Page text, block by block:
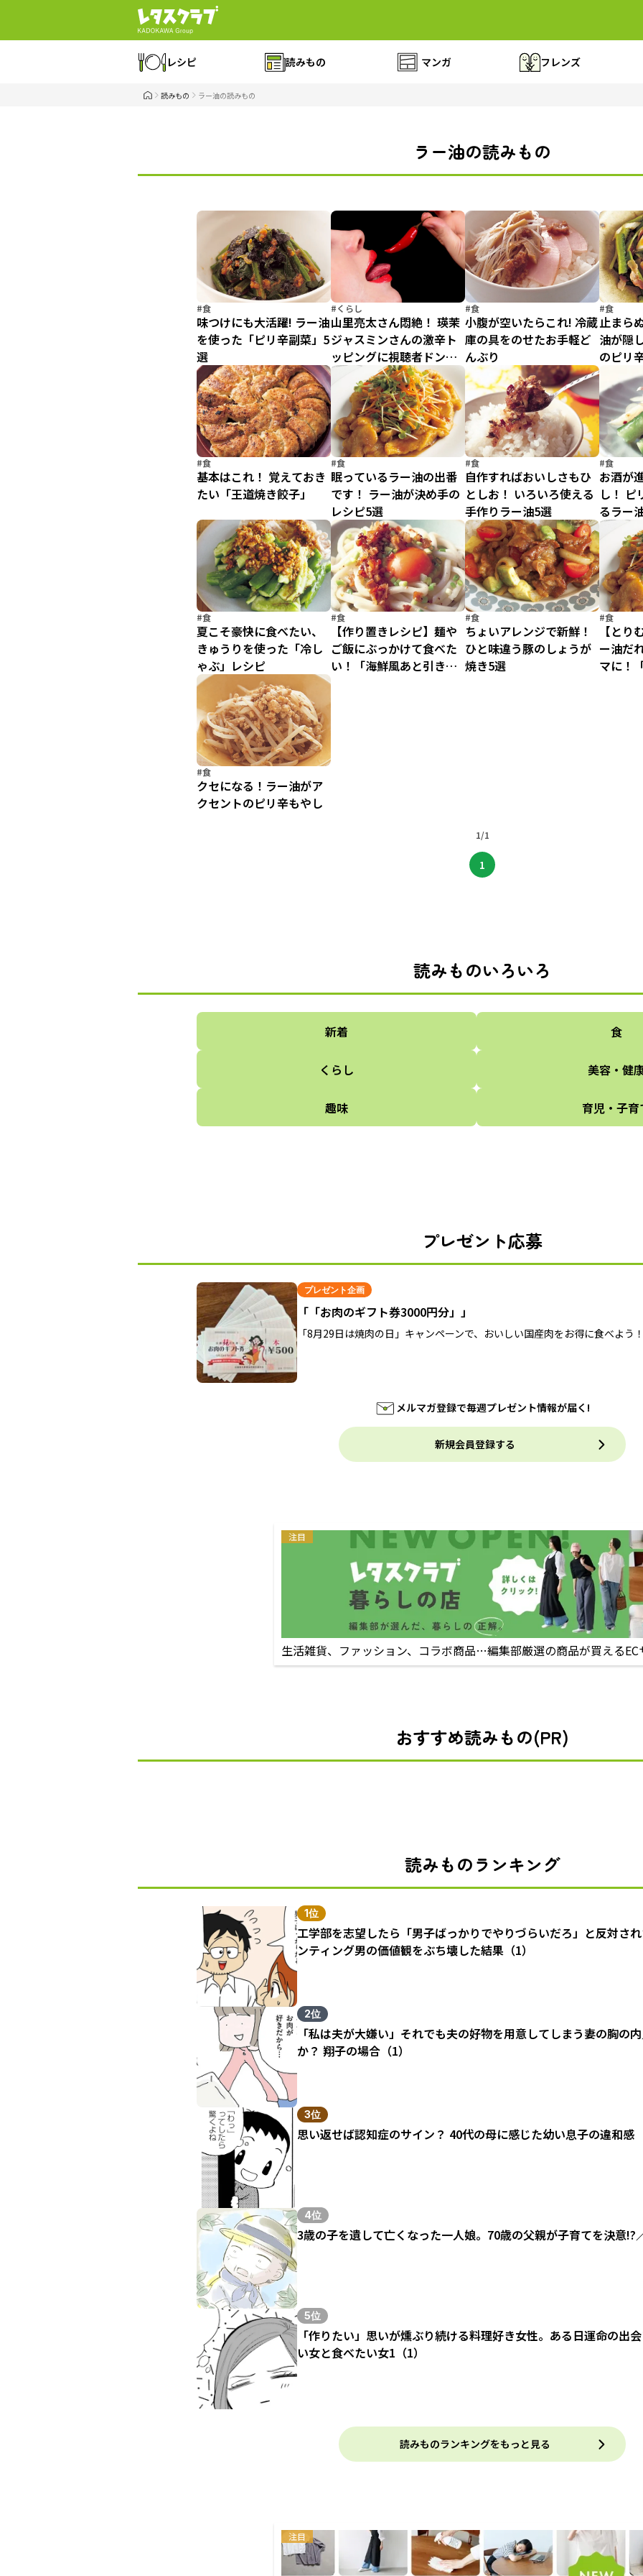
レシピ 読みもの マンガ フレンズ
読みもの ラー油の読みもの
ラー油の読みもの
#食
味つけにも大活躍! ラー油
を使った「ピリ辛副菜」5
選
#くらし
山里亮太さん悶絶！ 瑛茉
ジャスミンさんの激辛ト
ッピングに視聴者ドン引
#食
小腹が空いたらこれ! 冷蔵
庫の具をのせたお手軽ど
んぶり
#食
止まら
油が隠
のピリ
#食
基本はこれ！ 覚えておき
たい「王道焼き餃子」
#食
眠っているラー油の出番
です！ ラー油が決め手の
レシピ5選
#食
自作すればおいしさもひ
としお！ いろいろ使える
手作りラー油5選
#食
お酒が
し！ ピ
るラー
#食
夏こそ豪快に食べたい、
きゅうりを使った「冷し
ゃぶ」レシピ
#食
【作り置きレシピ】麺や
ご飯にぶっかけて食べた
い！「海鮮風あと引きラ
#食
ちょいアレンジで新鮮！
ひと味違う豚のしょうが
焼き5選
#食
【とり
ー油だ
マに！
#食
クセになる！ラー油がア
クセントのピリ辛もやし
1/1
1
読みものいろいろ
新着 食
くらし 美容・健
趣味 育児・子育
プレゼント応募
プレゼント企画
「「お肉のギフト券3000円分」」
「8月29日は焼肉の日」キャンペーンで、おいしい国産肉をお得に食べよう
メルマガ登録で毎週プレゼント情報が届く!
新規会員登録する
注目
生活雑貨、ファッション、コラボ商品…編集部厳選の商品が買えるEC
おすすめ読みもの(PR)
読みものランキング
1位
工学部を志望したら「男子ばっかりでやりづらいだろ」と反対さ
ンティング男の価値観をぶち壊した結果（1）
2位
「私は夫が大嫌い」それでも夫の好物を用意してしまう妻の胸の
か？ 翔子の場合（1）
3位
思い返せば認知症のサイン？ 40代の母に感じた幼い息子の違和感
4位
3歳の子を遺して亡くなった一人娘。70歳の父親が子育てを決意!?
5位
「作りたい」思いが燻ぶり続ける料理好き女性。ある日運命の出
い女と食べたい女1（1）
読みものランキングをもっと見る
注目